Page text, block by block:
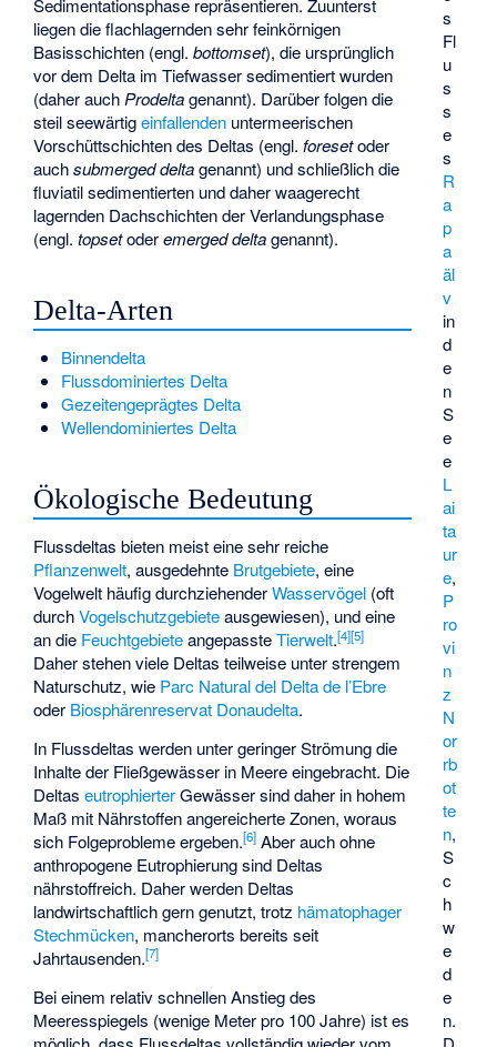
s
Fl
u
s
s
e
s
R
a
p
a
äl
v
in
d
e
n
S
e
e
L
ai
ta
ur
e,
P
ro
vi
n
z
N
or
rb
ot
te
n,
S
c
h
w
e
d
e
n.
Sedimentationsphase repräsentieren. Zuunterst
liegen die flachlagernden sehr feinkörnigen
Basisschichten (engl.bottomset), die ursprünglich
vor dem Delta im Tiefwasser sedimentiert wurden
(daher auchProdeltagenannt). Darüber folgen die
steil seewärtigeinfallenden untermeerischen
Vorschüttschichten des Deltas (engl.foresetoder
auchsubmerged deltagenannt) und schließlich die
fluviatil sedimentierten und daher waagerecht
lagernden Dachschichten der Verlandungsphase
(engl.topsetoderemerged deltagenannt).
Delta-Arten
Binnendelta
Flussdominiertes Delta
Gezeitengeprägtes Delta
Wellendominiertes Delta
Ökologische Bedeutung
Flussdeltas bieten meist eine sehr reiche
Pflanzenwelt, ausgedehnte Brutgebiete, eine
Vogelwelt häufig durchziehenderWasservögel (oft
durchVogelschutzgebieteausgewiesen), und eine
an die FeuchtgebieteangepassteTierwelt.[4][5]
Daher stehen viele Deltas teilweise unter strengem
Naturschutz, wie Parc Natural del Delta de l’Ebre
oder Biosphärenreservat Donaudelta.
In Flussdeltas werden unter geringer Strömung die
Inhalte der Fließgewässer in Meere eingebracht. Die
DeltaseutrophierterGewässer sind daher in hohem
Maß mit Nährstoffen angereicherte Zonen, woraus
sich Folgeprobleme ergeben.[6] Aber auch ohne
anthropogene Eutrophierung sind Deltas
nährstoffreich. Daher werden Deltas
landwirtschaftlich gern genutzt, trotz hämatophager
Stechmücken, mancherorts bereits seit
Jahrtausenden.[7]
Bei einem relativ schnellen Anstieg des
Meeresspiegels (wenige Meter pro 100 Jahre) ist es